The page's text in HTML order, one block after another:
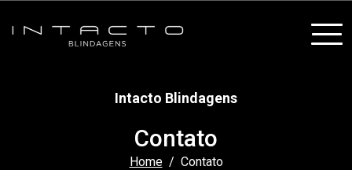
Intacto Blindagens
Contato
Home Contato